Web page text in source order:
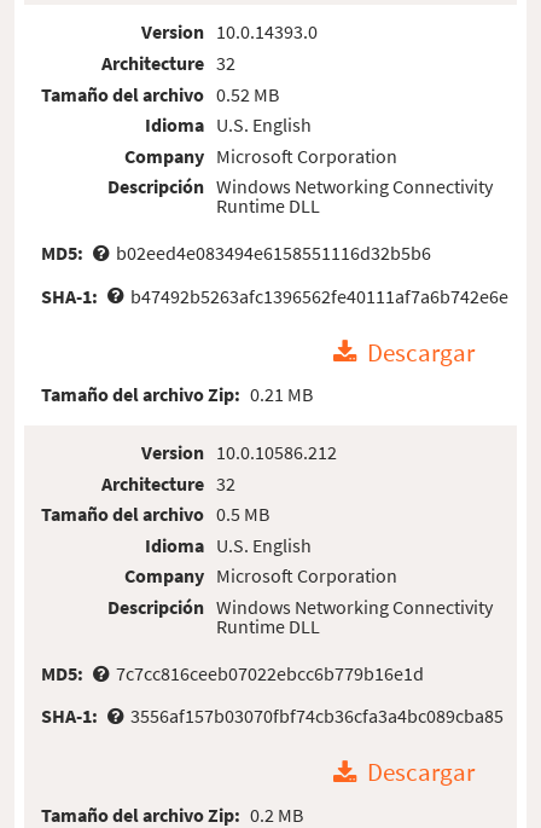
Version
Architecture
Tamaño del archivo
Idioma
Company
Descripción
10.0.14393.0
32
0.52 MB
U.S. English
Microsoft Corporation
Windows Networking Connectivity
Runtime DLL
MD5:
b02eed4e083494e6158551116d32b5b6
SHA-1:
b47492b5263afc1396562fe40111af7a6b742e6e
Descargar
Tamaño del archivo Zip: 0.21 MB
Version
Architecture
Tamaño del archivo
Idioma
Company
Descripción
10.0.10586.212
32
0.5 MB
U.S. English
Microsoft Corporation
Windows Networking Connectivity
Runtime DLL
MD5:
7c7cc816ceeb07022ebcc6b779b16e1d
SHA-1:
3556af157b03070fbf74cb36cfa3a4bc089cba85
Descargar
Tamaño del archivo Zip: 0.2 MB